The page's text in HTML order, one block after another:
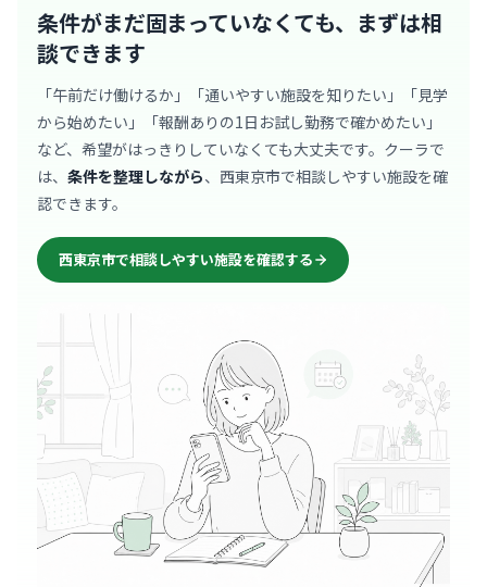
条件がまだ固まっていなくても、 まずは相
談できます
「午前だけ働けるか」「通いやすい施設を知りたい」「見学
から始めたい」「報酬ありの1日お試し勤務で確かめたい」
など、希望がはっきりしていなくても大丈夫です。クーラで
は、 条件を整理しながら、西東京市で相談しやすい施設を確
認できます。
西東京市で相談しやすい施設を確認する